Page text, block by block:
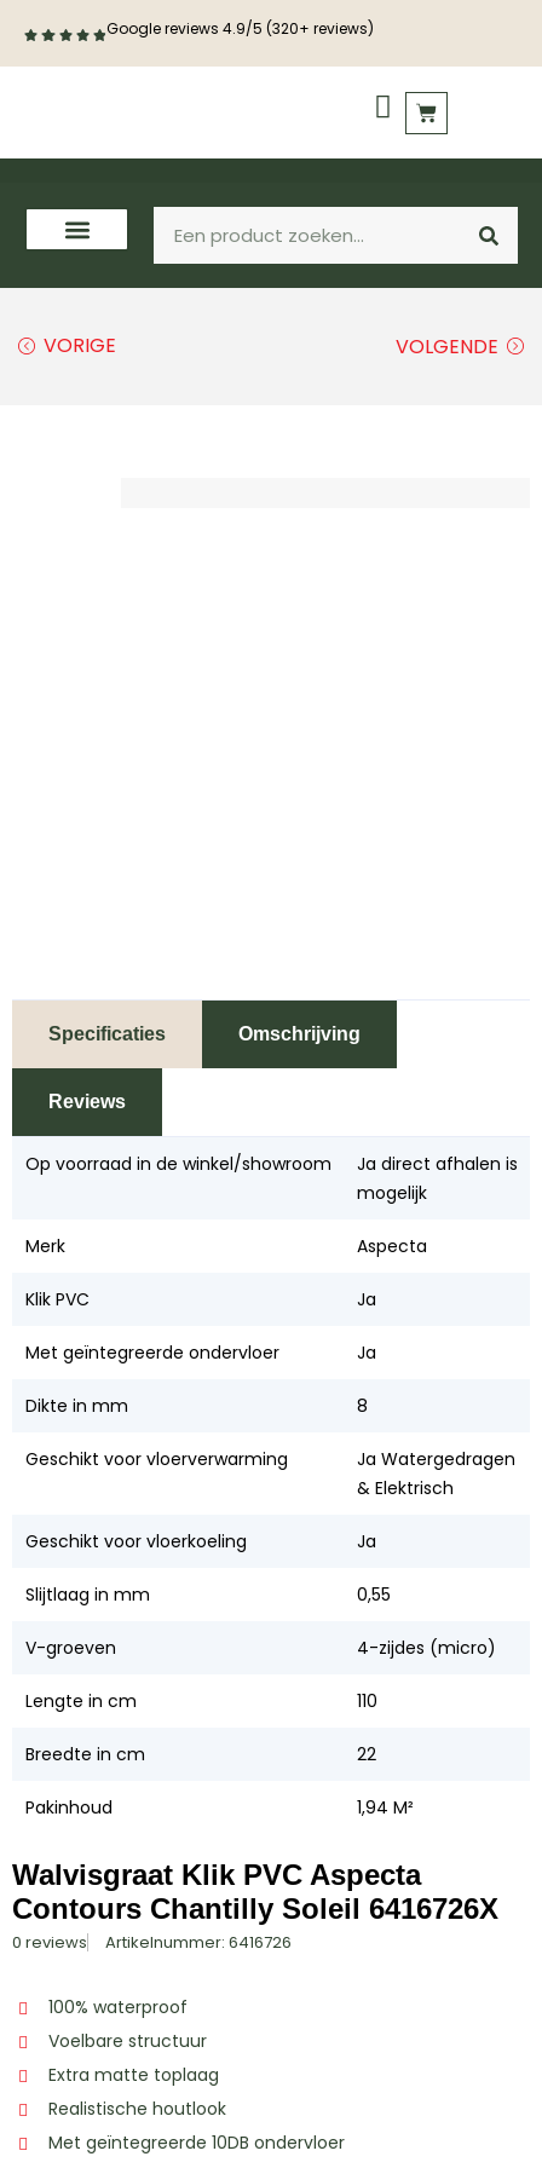
Google reviews 4.9/5 (320+ reviews)
VORIGE VOLGENDE
Specificaties Omschrijving
Reviews
Op voorraad in de winkel/showroom
Ja direct afhalen is
mogelijk
Merk Aspecta
Klik PVC Ja
Met geïntegreerde ondervloer Ja
Dikte in mm 8
Geschikt voor vloerverwarming
Ja Watergedragen
& Elektrisch
Geschikt voor vloerkoeling Ja
Slijtlaag in mm 0,55
V-groeven 4-zijdes (micro)
Lengte in cm 110
Breedte in cm 22
Pakinhoud 1,94 M²
Walvisgraat Klik PVC Aspecta
Contours Chantilly Soleil 6416726X
0 reviews Artikelnummer: 6416726
100% waterproof
Voelbare structuur
Extra matte toplaag
Realistische houtlook
Met geïntegreerde 10DB ondervloer